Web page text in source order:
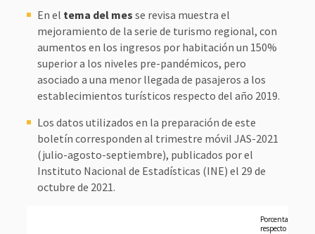
En el tema del mes se revisa muestra el
mejoramiento de la serie de turismo regional, con
aumentos en los ingresos por habitación un 150%
superior a los niveles pre-pandémicos, pero
asociado a una menor llegada de pasajeros a los
establecimientos turísticos respecto del año 2019.
Los datos utilizados en la preparación de este
boletín corresponden al trimestre móvil JAS-2021
(julio-agosto-septiembre), publicados por el
Instituto Nacional de Estadísticas (INE) el 29 de
octubre de 2021.
Porcentaje de
respecto a los